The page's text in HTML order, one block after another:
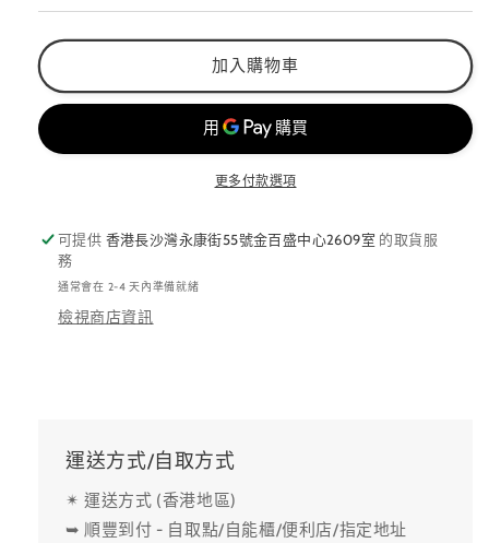
量
減
量
增
加入購物車
更多付款選項
可提供 香港長沙灣永康街55號金百盛中心2609室 的取貨服
務
通常會在 2-4 天內準備就緒
檢視商店資訊
運送方式/自取方式
✴ 運送方式 (香港地區)
➥ 順豐到付 - 自取點/自能櫃/便利店/指定地址